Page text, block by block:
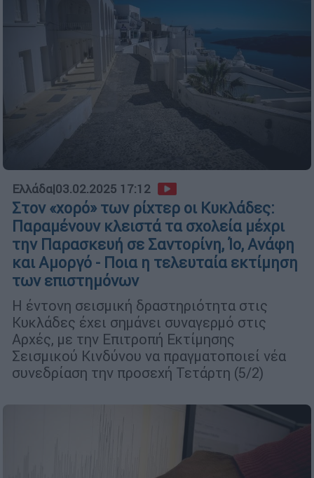
Ελλάδα|03.02.2025 17:12
Στον «χορό» των ρίχτερ οι Κυκλάδες:
Παραμένουν κλειστά τα σχολεία μέχρι
την Παρασκευή σε Σαντορίνη, Ίο, Ανάφη
και Αμοργό - Ποια η τελευταία εκτίμηση
των επιστημόνων
Η έντονη σεισμική δραστηριότητα στις
Κυκλάδες έχει σημάνει συναγερμό στις
Αρχές, με την Επιτροπή Εκτίμησης
Σεισμικού Κινδύνου να πραγματοποιεί νέα
συνεδρίαση την προσεχή Τετάρτη (5/2)